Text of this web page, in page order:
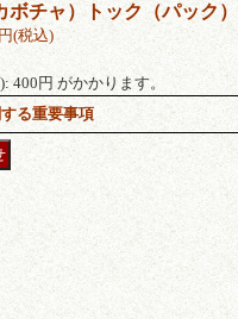
ボチャ）トック（パック）
(税込)
400円 がかかります。
る重要事項